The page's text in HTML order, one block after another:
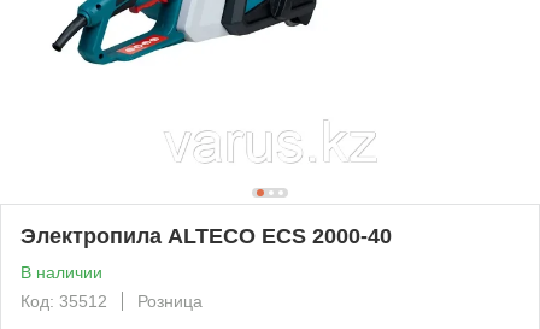
Электропила ALTECO ECS 2000-40
В наличии
Код: 35512
Розница